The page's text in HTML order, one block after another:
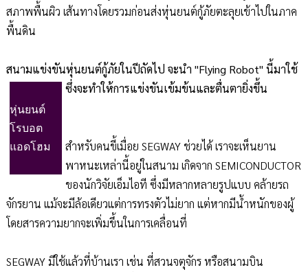
สภาพพื้นผิว เส้นทางโดยรวมก่อนส่งหุ่นยนต์กู้ภัยตะลุยเข้าไปในภาค
พื้นดิน
สนามแข่งขันหุ่นยนต์กู้ภัยในปีถัดไป จะนำ "Flying Robot" นี้มาใช้
ซึ่งจะทำให้การแข่งขันเข้มข้นและตื่นตายิ่งขึ้น
หุ่นยนต์
โรบอต
แอดโฮม
สำหรับคนขี้เมื่อย SEGWAY ช่วยได้ เราจะเห็นยาน
พาหนะเหล่านี้อยู่ในสนาม เกิดจาก SEMICONDUCTOR
ของนักวิจัยเอ็มไอที ซึ่งมีหลากหลายรูปแบบ คล้ายรถ
จักรยาน แม้จะมีล้อเดียวแต่การทรงตัวไม่ยาก แต่หากมีน้ำหนักของผู้
โดยสารความยากจะเพิ่มขึ้นในการเคลื่อนที่
SEGWAY มีใช้แล้วที่บ้านเรา เช่น ที่สวนจตุจักร หรือสนามบิน